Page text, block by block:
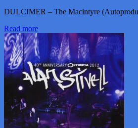
DULCIMER – The Macintyre
Read more